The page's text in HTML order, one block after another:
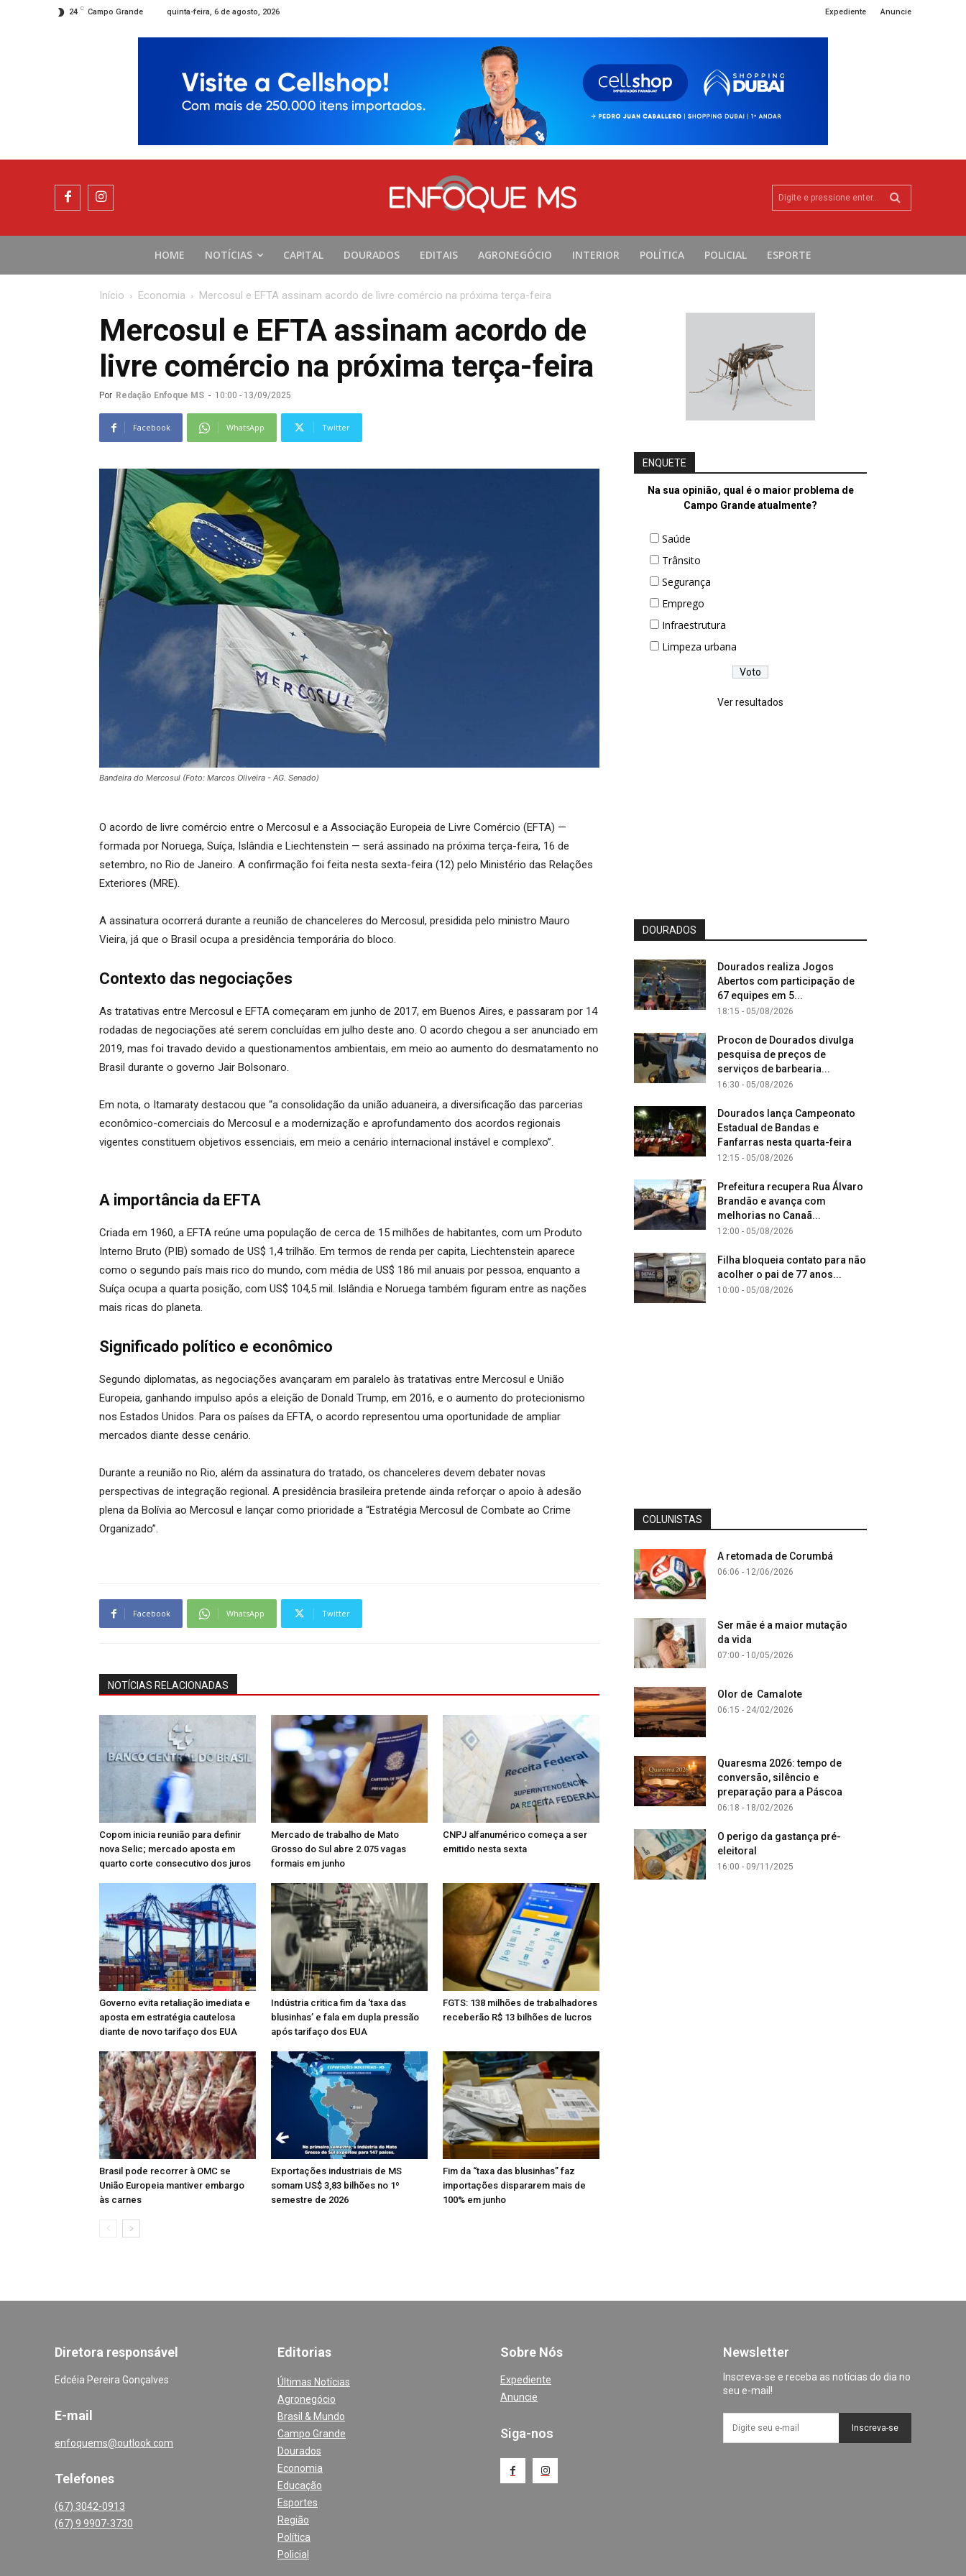
24 C Campo Grande quinta-feira, 6 de agosto, 2026 Expediente Anuncie
Digite e pressione enter...
HOME NOTÍCIAS CAPITAL DOURADOS EDITAIS AGRONEGÓCIO INTERIOR POLÍTICA POLICIAL ESPORTE
Início Economia Mercosul e EFTA assinam acordo de livre comércio na próxima terça-feira
Mercosul e EFTA assinam acordo de
livre comércio na próxima terça-feira
Por Redação Enfoque MS - 10:00 - 13/09/2025
Facebook WhatsApp Twitter
Bandeira do Mercosul (Foto: Marcos Oliveira - AG. Senado)
O acordo de livre comércio entre o Mercosul e a Associação Europeia de Livre Comércio (EFTA) —
formada por Noruega, Suíça, Islândia e Liechtenstein — será assinado na próxima terça-feira, 16 de
setembro, no Rio de Janeiro. A confirmação foi feita nesta sexta-feira (12) pelo Ministério das Relações
Exteriores (MRE).
A assinatura ocorrerá durante a reunião de chanceleres do Mercosul, presidida pelo ministro Mauro
Vieira, já que o Brasil ocupa a presidência temporária do bloco.
Contexto das negociações
As tratativas entre Mercosul e EFTA começaram em junho de 2017, em Buenos Aires, e passaram por 14
rodadas de negociações até serem concluídas em julho deste ano. O acordo chegou a ser anunciado em
2019, mas foi travado devido a questionamentos ambientais, em meio ao aumento do desmatamento no
Brasil durante o governo Jair Bolsonaro.
Em nota, o Itamaraty destacou que “a consolidação da união aduaneira, a diversificação das parcerias
econômico-comerciais do Mercosul e a modernização e aprofundamento dos acordos regionais
vigentes constituem objetivos essenciais, em meio a cenário internacional instável e complexo”.
A importância da EFTA
Criada em 1960, a EFTA reúne uma população de cerca de 15 milhões de habitantes, com um Produto
Interno Bruto (PIB) somado de US$ 1,4 trilhão. Em termos de renda per capita, Liechtenstein aparece
como o segundo país mais rico do mundo, com média de US$ 186 mil anuais por pessoa, enquanto a
Suíça ocupa a quarta posição, com US$ 104,5 mil. Islândia e Noruega também figuram entre as nações
mais ricas do planeta.
Significado político e econômico
Segundo diplomatas, as negociações avançaram em paralelo às tratativas entre Mercosul e União
Europeia, ganhando impulso após a eleição de Donald Trump, em 2016, e o aumento do protecionismo
nos Estados Unidos. Para os países da EFTA, o acordo representou uma oportunidade de ampliar
mercados diante desse cenário.
Durante a reunião no Rio, além da assinatura do tratado, os chanceleres devem debater novas
perspectivas de integração regional. A presidência brasileira pretende ainda reforçar o apoio à adesão
plena da Bolívia ao Mercosul e lançar como prioridade a “Estratégia Mercosul de Combate ao Crime
Organizado”.
Facebook WhatsApp Twitter
NOTÍCIAS RELACIONADAS
Copom inicia reunião para definir
nova Selic; mercado aposta em
quarto corte consecutivo dos juros
Mercado de trabalho de Mato
Grosso do Sul abre 2.075 vagas
formais em junho
CNPJ alfanumérico começa a ser
emitido nesta sexta
Governo evita retaliação imediata e
aposta em estratégia cautelosa
diante de novo tarifaço dos EUA
Indústria critica fim da ‘taxa das
blusinhas’ e fala em dupla pressão
após tarifaço dos EUA
FGTS: 138 milhões de trabalhadores
receberão R$ 13 bilhões de lucros
Brasil pode recorrer à OMC se
União Europeia mantiver embargo
às carnes
Exportações industriais de MS
somam US$ 3,83 bilhões no 1º
semestre de 2026
Fim da “taxa das blusinhas” faz
importações dispararem mais de
100% em junho
ENQUETE
Na sua opinião, qual é o maior problema de
Campo Grande atualmente?
Saúde
Trânsito
Segurança
Emprego
Infraestrutura
Limpeza urbana
Ver resultados
DOURADOS
Dourados realiza Jogos
Abertos com participação de
67 equipes em 5...
18:15 - 05/08/2026
Procon de Dourados divulga
pesquisa de preços de
serviços de barbearia...
16:30 - 05/08/2026
Dourados lança Campeonato
Estadual de Bandas e
Fanfarras nesta quarta-feira
12:15 - 05/08/2026
Prefeitura recupera Rua Álvaro
Brandão e avança com
melhorias no Canaã...
12:00 - 05/08/2026
Filha bloqueia contato para não
acolher o pai de 77 anos...
10:00 - 05/08/2026
COLUNISTAS
A retomada de Corumbá
06:06 - 12/06/2026
Ser mãe é a maior mutação
da vida
07:00 - 10/05/2026
Olor de Camalote
06:15 - 24/02/2026
Quaresma 2026: tempo de
conversão, silêncio e
preparação para a Páscoa
06:18 - 18/02/2026
O perigo da gastança pré-
eleitoral
16:00 - 09/11/2025
Diretora responsável
Edcéia Pereira Gonçalves
E-mail
enfoquems@outlook.com
Telefones
(67) 3042-0913
(67) 9 9907-3730
Editorias
Últimas Notícias
Agronegócio
Brasil & Mundo
Campo Grande
Dourados
Economia
Educação
Esportes
Região
Política
Policial
Sobre Nós
Expediente
Anuncie
Siga-nos
Newsletter
Inscreva-se e receba as notícias do dia no
seu e-mail!
Inscreva-se